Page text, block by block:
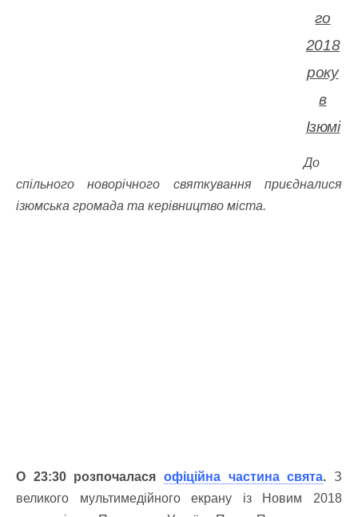
го
2018
року
в
Ізюмі
До
спільного новорічного святкування приєдналися
ізюмська громада та керівництво міста.
О 23:30 розпочалася офіційна частина свята. З
великого мультимедійного екрану із Новим 2018